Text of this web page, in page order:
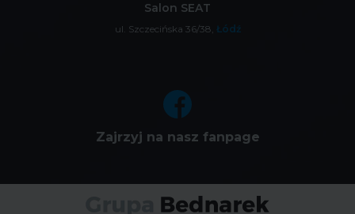
Salon SEAT
ul. Szczecińska 36/38, Łódź
Zajrzyj na nasz fanpage